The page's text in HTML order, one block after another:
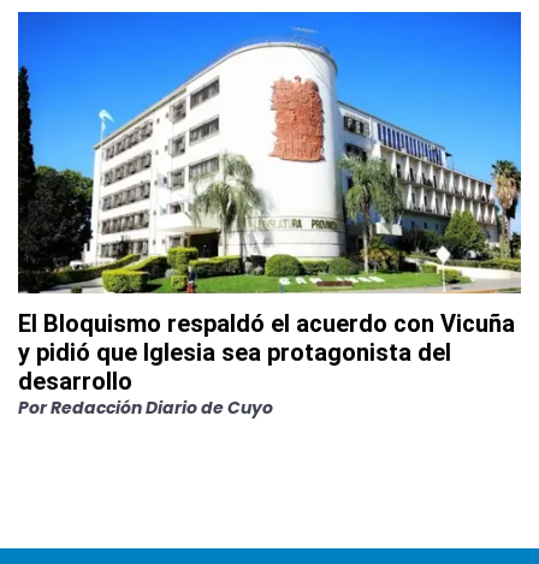
El Bloquismo respaldó el acuerdo con Vicuña
y pidió que Iglesia sea protagonista del
desarrollo
PorRedacción Diario de Cuyo